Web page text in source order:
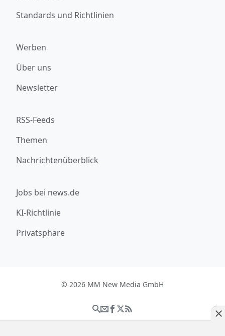
Standards und Richtlinien
Werben
Über uns
Newsletter
RSS-Feeds
Themen
Nachrichtenüberblick
Jobs bei news.de
KI-Richtlinie
Privatsphäre
© 2026 MM New Media GmbH